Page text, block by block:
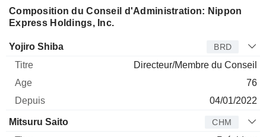
Composition du Conseil d'Administration: Nippon
Express Holdings, Inc.
Administrateur
Yojiro Shiba BRD
Directeur/Membre du Conseil
76
04/01/2022
Mitsuru Saito CHM